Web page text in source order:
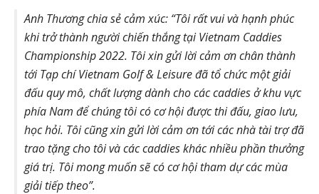
Anh Thương chia sẻ cảm xúc: “Tôi rất vui và hạnh phúc
khi trở thành người chiến thắng tại Vietnam Caddies
Championship 2022. Tôi xin gửi lời cảm ơn chân thành
tới Tạp chí Vietnam Golf & Leisure đã tổ chức một giải
đấu quy mô, chất lượng dành cho các caddies ở khu vực
phía Nam để chúng tôi có cơ hội được thi đấu, giao lưu,
học hỏi. Tôi cũng xin gửi lời cảm ơn tới các nhà tài trợ đã
trao tặng cho tôi và các caddies khác nhiều phần thưởng
giá trị. Tôi mong muốn sẽ có cơ hội tham dự các mùa
giải tiếp theo”.